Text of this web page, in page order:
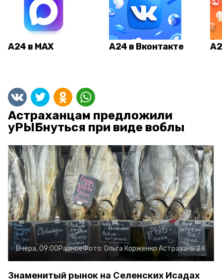
А24 в MAX А24 в Вконтакте
Астраханцам предложили
уРЫБнуться при виде воблы
Вчера, 09:00РазноеФото: Ольга КорженкоАстрахань 24
Знаменитый рынок на Селенских Исадах